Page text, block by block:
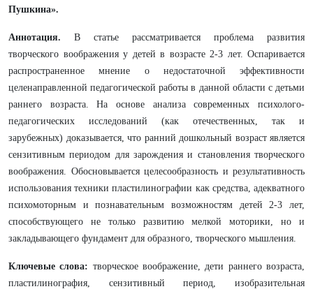
Пушкина».
Аннотация. В статье рассматривается проблема развития
творческого воображения у детей в возрасте 2-3 лет. Оспаривается
распространенное мнение о недостаточной эффективности
целенаправленной педагогической работы в данной области с детьми
раннего возраста. На основе анализа современных психолого-
педагогических исследований (как отечественных, так и
зарубежных) доказывается, что ранний дошкольный возраст является
сензитивным периодом для зарождения и становления творческого
воображения. Обосновывается целесообразность и результативность
использования техники пластилинографии как средства, адекватного
психомоторным и познавательным возможностям детей 2-3 лет,
способствующего не только развитию мелкой моторики, но и
закладывающего фундамент для образного, творческого мышления.
Ключевые слова: творческое воображение, дети раннего возраста,
пластилинография, сензитивный период, изобразительная